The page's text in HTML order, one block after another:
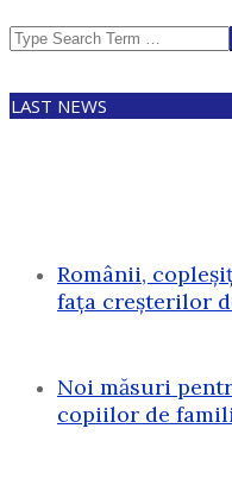
Search
LAST NEWS
Românii,
fața creșterilor
Noi măsuri
copiilor de